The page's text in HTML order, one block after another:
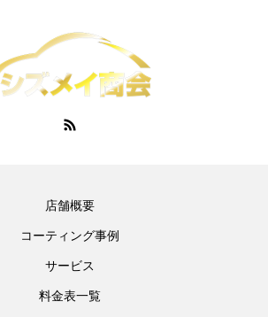
店舗概要
コーティング事例
サービス
料金表一覧